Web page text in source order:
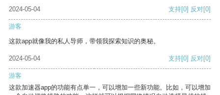
2024-05-04
支持[0] 反对[0]
游客
这款app就像我的私人导师，带领我探索知识的奥秘。
2024-05-04 支持[0] 反对[0]
游客
这款加速器app的功能有点单一，可以增加一些新功能。比如，可以增加